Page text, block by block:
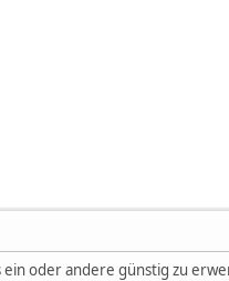
oder andere günstig zu